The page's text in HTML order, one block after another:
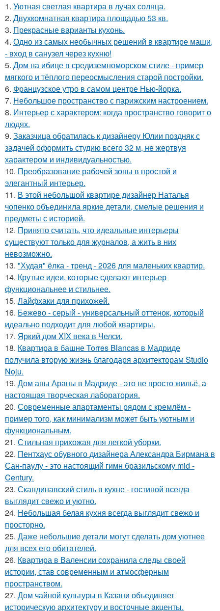
1. Уютная светлая квартира в лучах солнца.
2. Двухкомнатная квартира площадью 53 кв.
3. Прекрасные варианты кухонь.
4. Одно из самых необычных решений в квартире маши,
- вход в санузел через кухню!
5. Дом на ибице в средиземноморском стиле - пример
мягкого и тёплого переосмысления старой постройки.
6. Французское утро в самом центре Нью-йорка.
7. Небольшое пространство с парижским настроением.
8. Интерьер с характером: когда пространство говорит о
людях.
9. Заказчица обратилась к дизайнеру Юлии поздняк с
задачей оформить студию всего 32 м, не жертвуя
характером и индивидуальностью.
10. Преобразование рабочей зоны в простой и
элегантный интерьер.
11. В этой небольшой квартире дизайнер Наталья
чопенко объединила яркие детали, смелые решения и
предметы с историей.
12. Принято считать, что идеальные интерьеры
существуют только для журналов, а жить в них
невозможно.
13. "Худая" ёлка - тренд - 2026 для маленьких квартир.
14. Крутые идеи, которые сделают интерьер
функциональнее и стильнее.
15. Лайфхаки для прихожей.
16. Бежево - серый - универсальный оттенок, который
идеально подходит для любой квартиры.
17. Яркий дом XIX века в Челси.
18. Квартира в башне Torres Blancas в Мадриде
получила вторую жизнь благодаря архитекторам Studio
Noju.
19. Дом аны Араны в Мадриде - это не просто жильё, а
настоящая творческая лаборатория.
20. Современные апартаменты рядом с кремлём -
пример того, как минимализм может быть уютным и
функциональным.
21. Стильная прихожая для легкой уборки.
22. Пентхаус обувного дизайнера Александра Бирмана в
Сан-паулу - это настоящий гимн бразильскому mid -
Century.
23. Скандинавский стиль в кухне - гостиной всегда
выглядит свежо и уютно.
24. Небольшая белая кухня всегда выглядит свежо и
просторно.
25. Даже небольшие детали могут сделать дом уютнее
для всех его обитателей.
26. Квартира в Валенсии сохранила следы своей
истории, став современным и атмосферным
пространством.
27. Дом чайной культуры в Казани объединяет
историческую архитектуру и восточные акценты.